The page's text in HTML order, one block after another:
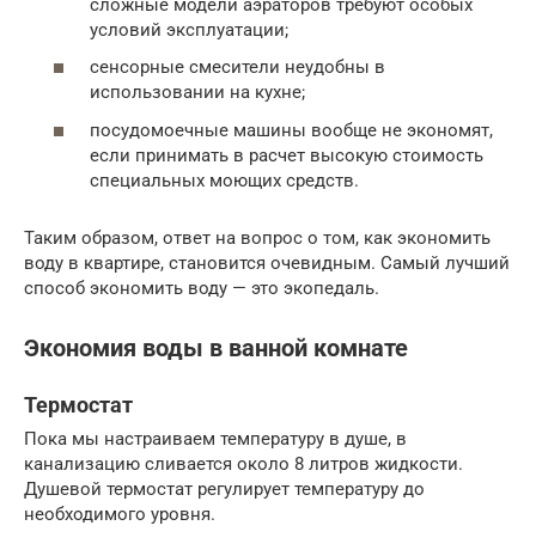
условий эксплуатации;
сенсорные смесители неудобны в
использовании на кухне;
посудомоечные машины вообще не экономят,
если принимать в расчет высокую стоимость
специальных моющих средств.
Таким образом, ответ на вопрос о том, как экономить
воду в квартире, становится очевидным. Самый лучший
способ экономить воду — это экопедаль.
Экономия воды в ванной комнате
Термостат
Пока мы настраиваем температуру в душе, в
канализацию сливается около 8 литров жидкости.
Душевой термостат регулирует температуру до
необходимого уровня.